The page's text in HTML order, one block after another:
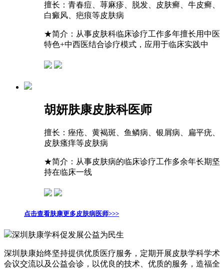
擅长： 青春痘、荨麻疹、脱发、皮肤癣、牛皮癣、
白癜风、疤痕等皮肤病
★简介：从事皮肤科临床诊疗工作多年擅长用中医
特色+中西医结合诊疗模式，应用于临床实践中
胡妍肤康皮肤科医师
擅长： 痤疮、黄褐斑、鱼鳞病、银屑病、扁平疣、
皮肤瘙痒等皮肤病
★简介：从事皮肤病的临床诊疗工作多余年长期坚
持在临床一线
点击查看肤康更多皮肤病医师>>>
深圳肤康学科促发展公益为民生
深圳肤康始终坚持提供优质医疗服务，定期开展皮肤学科学术
会议交流以及公益会诊，以优良的技术、优质的服务，造福全